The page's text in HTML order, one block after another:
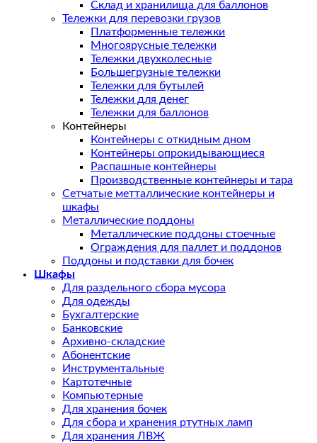
Склад и хранилища для баллонов
Тележки для перевозки грузов
Платформенные тележки
Многоярусные тележки
Тележки двухколесные
Большегрузные тележки
Тележки для бутылей
Тележки для денег
Тележки для баллонов
Контейнеры
Контейнеры с откидным дном
Контейнеры опрокидывающиеся
Распашные контейнеры
Производственные контейнеры и тара
Сетчатые метталлические контейнеры и
шкафы
Металлические поддоны
Металлические поддоны стоечные
Ограждения для паллет и поддонов
Поддоны и подставки для бочек
Шкафы
Для раздельного сбора мусора
Для одежды
Бухгалтерские
Банковские
Архивно-складские
Абонентские
Инструментальные
Картотечные
Компьютерные
Для хранения бочек
Для сбора и хранения ртутных ламп
Для хранения ЛВЖ